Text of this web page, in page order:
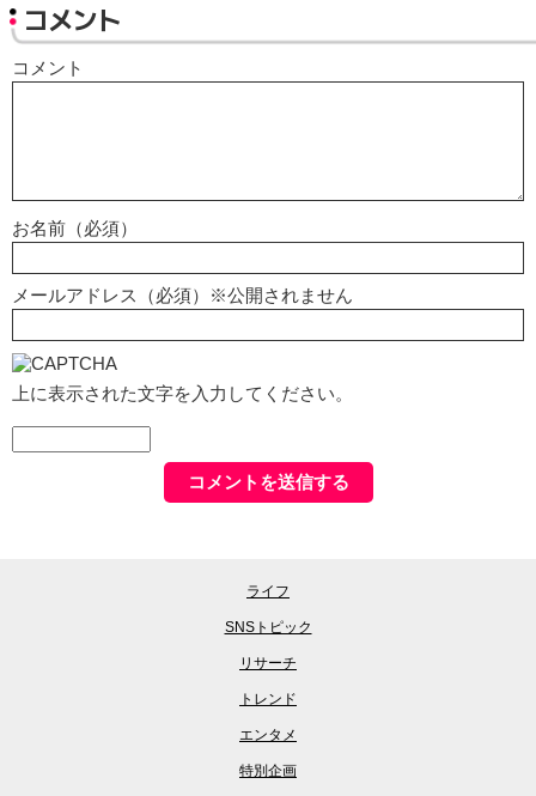
コメント
コメント
お名前（必須）
メールアドレス（必須）※公開されません
上に表示された文字を入力してください。
ライフ
SNSトピック
リサーチ
トレンド
エンタメ
特別企画